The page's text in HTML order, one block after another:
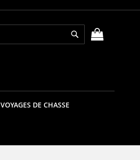
Rechercher
VOYAGES DE CHASSE